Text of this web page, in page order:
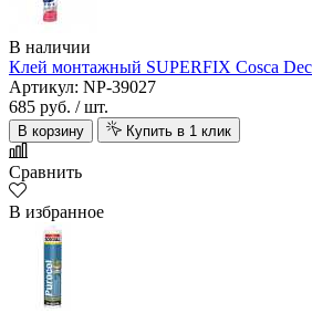
В наличии
Клей монтажный SUPERFIX Cosca
Артикул: NP-39027
685 руб. / шт.
В корзину Купить в 1 клик
Сравнить
В избранное